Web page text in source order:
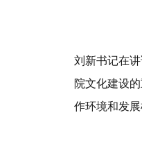
刘新书记在
院文化建设
作环境和发